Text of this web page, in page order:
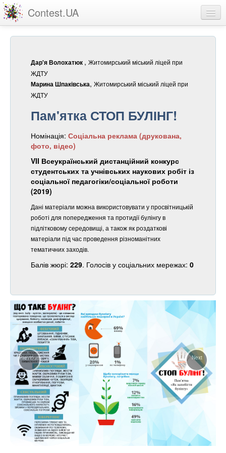
Contest.UA
Статистика
Про проект
реєстрація
Дар'я Волохатюк , Житомирський міський ліцей при
ЖДТУ
Марина Шпаківська, Житомирський міський ліцей при
ЖДТУ
Пам'ятка СТОП БУЛІНГ!
Номінація: Соціальна реклама (друкована,
фото, відео)
VII Всеукраїнський дистанційний конкурс
студентських та учнівських наукових робіт із
соціальної педагогіки/соціальної роботи
(2019)
Дані матеріали можна використовувати у просвітницькій
роботі для попередження та протидії булінгу в
підлітковому середовищі, а також як роздаткові
матеріали під час проведення різноманітних
тематичних заходів.
Балів жюрі: 229. Голосів у соціальних мережах: 0
Previous Next